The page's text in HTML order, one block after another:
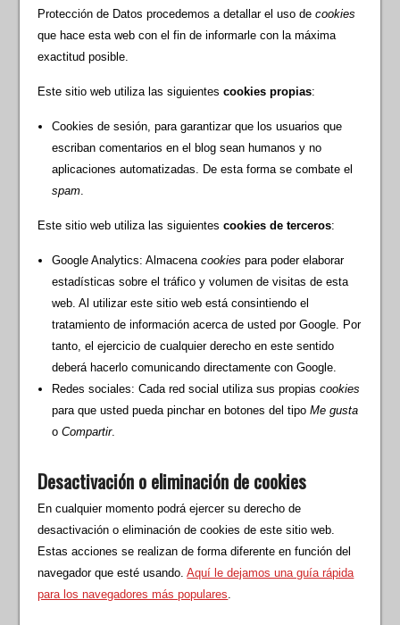
Protección de Datos procedemos a detallar el uso decookies
que hace esta web con el fin de informarle con la máxima
exactitud posible.
Este sitio web utiliza las siguientescookies propias:
Cookies de sesión, para garantizar que los usuarios que
escriban comentarios en el blog sean humanos y no
aplicaciones automatizadas. De esta forma se combate el
spam
Este sitio web utiliza las siguientescookies de terceros:
Google Analytics: Almacenacookies para poder elaborar
estadísticas sobre el tráfico y volumen de visitas de esta
web. Al utilizar este sitio web está consintiendo el
tratamiento de información acerca de usted por Google. Por
tanto, el ejercicio de cualquier derecho en este sentido
deberá hacerlo comunicando directamente con Google.
Redes sociales: Cada red social utiliza sus propiascookies
para que usted pueda pinchar en botones del tipoMe gusta
oCompartir.
Desactivación o eliminación de cookies
En cualquier momento podrá ejercer su derecho de
desactivación o eliminación de cookies de este sitio web.
Estas acciones se realizan de forma diferente en función del
navegador que esté usando.Aquí le dejamos una guía rápida
para los navegadores más populares